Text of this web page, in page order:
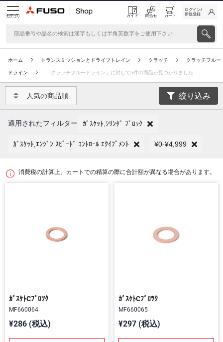
カテゴリ ガイド 問合せ カート
ログイン/
新規登録
ホーム トランスミッションとドライブトレイン クラッチ クラッチフルー
ドライン 「クラッチフルードライン」に対して5件の商品が見つかりました
人気の商品順 絞り込み
適用されたフィルター ｶﾞｽｹｯﾄ,ｼﾘﾝﾀﾞ ﾌﾞﾛｯｸ
ｶﾞｽｹｯﾄ,ｴﾝｼﾞﾝ ｽﾋﾟｰﾄﾞ ｺﾝﾄﾛｰﾙ ｴｸｲﾌﾟﾒﾝﾄ ¥0-¥4,999
消費税の計算上、カートでの精算の際に合計額が異なる場合があります。
ｶﾞｽｹﾄCﾌﾞﾛﾂｸ
MF660064
¥286 (税込)
ｶﾞｽｹﾄCﾌﾞﾛﾂｸ
MF660065
¥297 (税込)